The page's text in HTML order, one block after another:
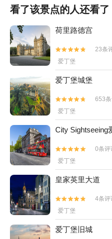
看了该景点的人还看了
荷里路德宫


23条
爱丁堡
爱丁堡城堡


653
爱丁堡
City Sightseeing


0条评
爱丁堡
皇家英里大道


4条评
爱丁堡
爱丁堡旧城